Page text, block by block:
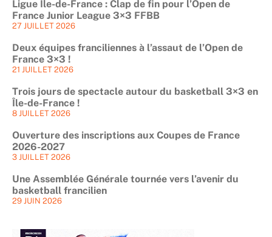
Ligue Île-de-France : Clap de fin pour l’Open de
France Junior League 3×3 FFBB
27 JUILLET 2026
Deux équipes franciliennes à l’assaut de l’Open de
France 3×3 !
21 JUILLET 2026
Trois jours de spectacle autour du basketball 3×3 en
Île-de-France !
8 JUILLET 2026
Ouverture des inscriptions aux Coupes de France
2026-2027
3 JUILLET 2026
Une Assemblée Générale tournée vers l’avenir du
basketball francilien
29 JUIN 2026